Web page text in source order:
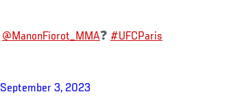
@ManonFiorot_MMA❓ #UFCParis
September 3, 2023